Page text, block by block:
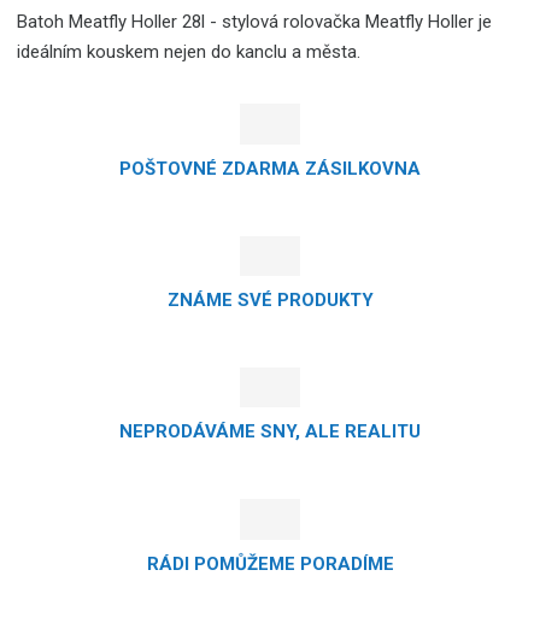
Batoh Meatfly Holler 28l - stylová rolovačka Meatfly Holler je
ideálním kouskem nejen do kanclu a města.
POŠTOVNÉ ZDARMA ZÁSILKOVNA
ZNÁME SVÉ PRODUKTY
NEPRODÁVÁME SNY, ALE REALITU
RÁDI POMŮŽEME PORADÍME